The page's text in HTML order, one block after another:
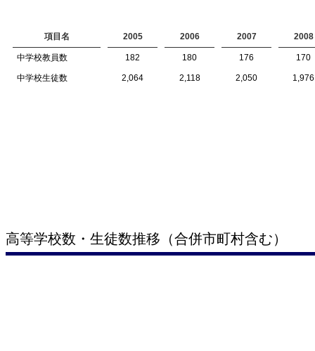
項目名 2005 2006 2007 2008
中学校教員数 182 180 176 170
中学校生徒数 2,064 2,118 2,050 1,976
高等学校数・生徒数推移（合併市町村含む）